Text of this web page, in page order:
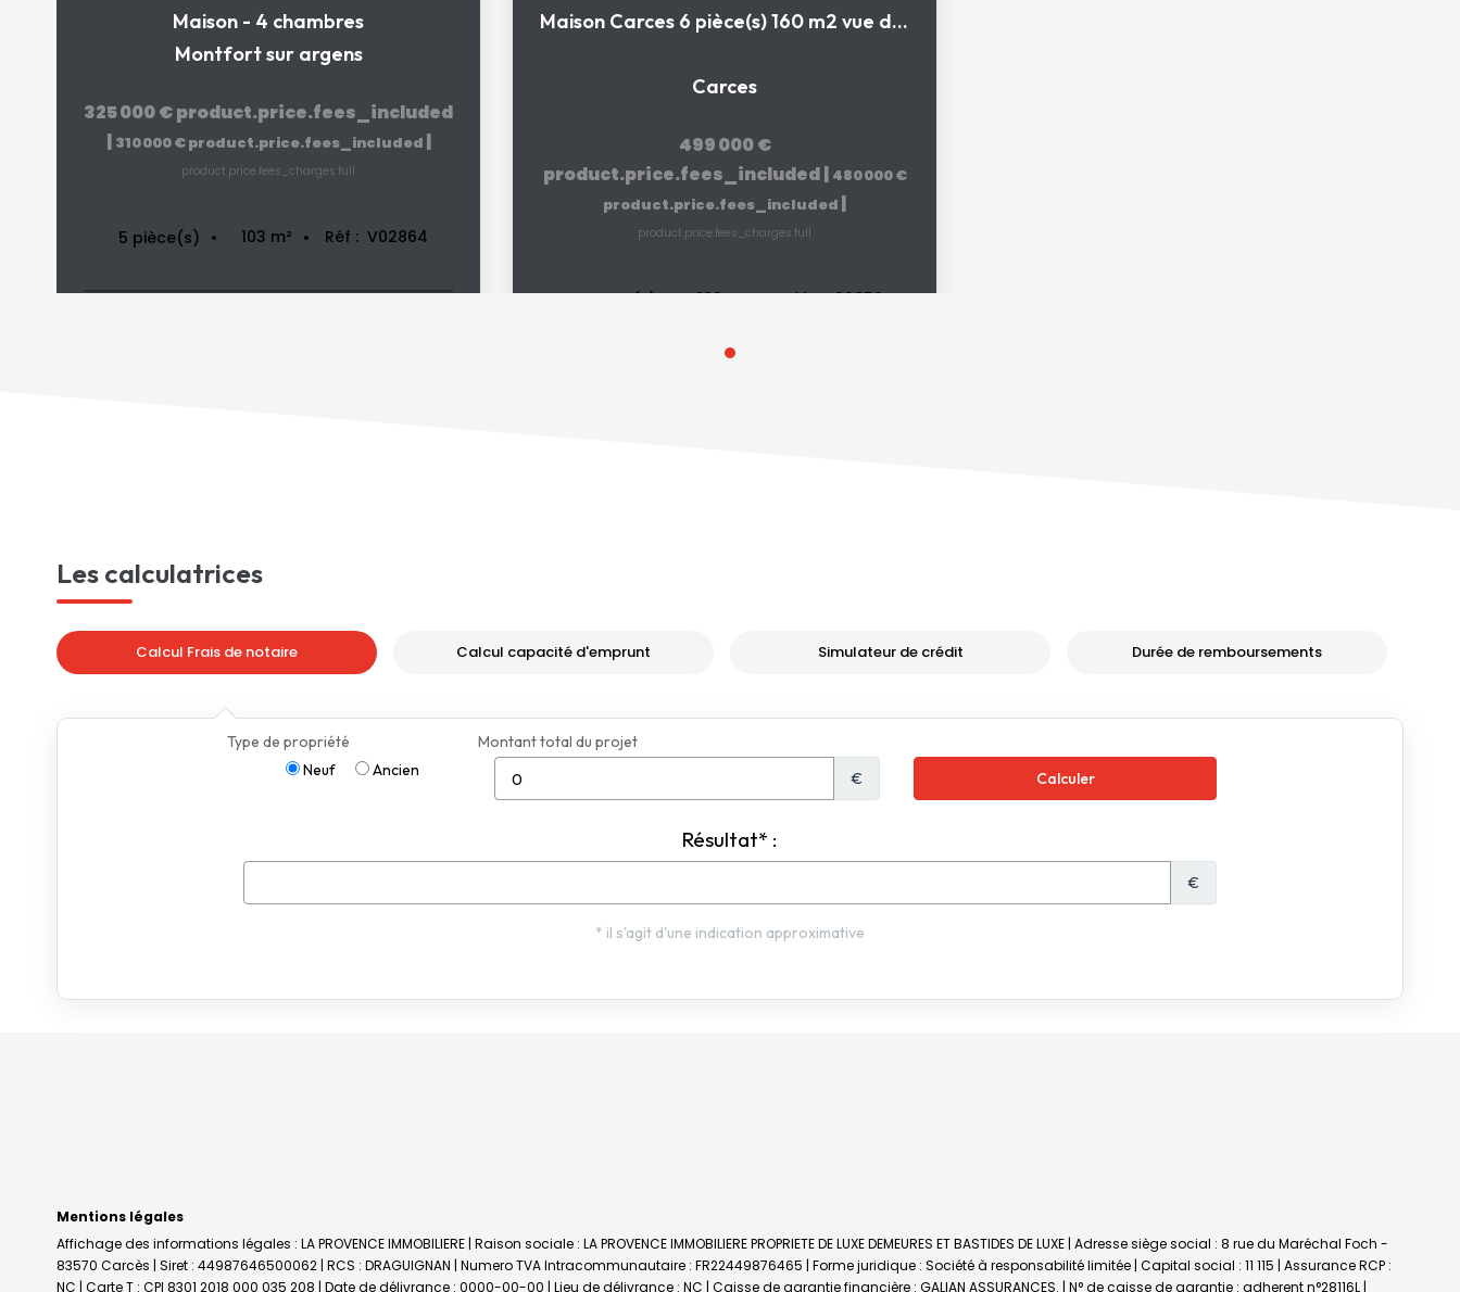
Maison - 4 chambres
Montfort sur argens
325 000 €product.price.fees_included
| 310 000 € product.price.fees_included |
product.price.fees_charges.full
5 pièce(s) 103 m² Réf : V02864
Maison Carces 6 pièce(s) 160 m2 vue dominante
Carces
499 000 €
product.price.fees_included| 480 000 €
product.price.fees_included |
product.price.fees_charges.full
6pièce(s) 160m² Réf : V02859
Les calculatrices
Calcul Frais de notaire Calcul capacité d'emprunt Simulateur de crédit Durée de remboursements
Mentions légales
Affichage des informations légales : LA PROVENCE IMMOBILIERE | Raison sociale : LA PROVENCE IMMOBILIERE PROPRIETE DE LUXE DEMEURES ET BASTIDES DE LUXE | Adresse siège social : 8 rue du Maréchal Foch -
83570 Carcès | Siret : 44987646500062 | RCS : DRAGUIGNAN | Numero TVA Intracommunautaire : FR22449876465 | Forme juridique : Société à responsabilité limitée | Capital social : 11 115 | Assurance RCP :
NC | Carte T : CPI 8301 2018 000 035 208 | Date de délivrance : 0000-00-00 | Lieu de délivrance : NC | Caisse de garantie financière : GALIAN ASSURANCES. | N° de caisse de garantie : adherent n°28116L |